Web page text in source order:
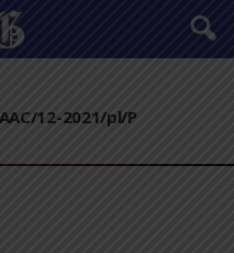
12-2021/pl/P